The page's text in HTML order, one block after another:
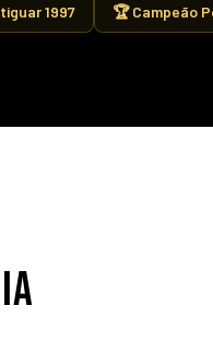
1997 🏆 Campeão